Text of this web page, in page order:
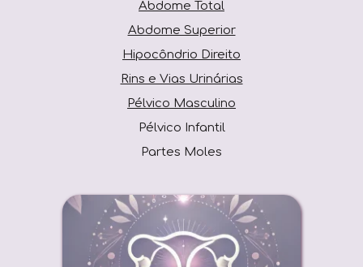
Abdome Total
Abdome Superior
Hipocôndrio Direito
Rins e Vias Urinárias
Pélvico Masculino
Pélvico Infantil
Partes Moles